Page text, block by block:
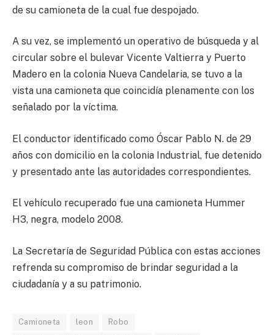
de su camioneta de la cual fue despojado.
A su vez, se implementó un operativo de búsqueda y al
circular sobre el bulevar Vicente Valtierra y Puerto
Madero en la colonia Nueva Candelaria, se tuvo a la
vista una camioneta que coincidía plenamente con los
señalado por la víctima.
El conductor identificado como Óscar Pablo N. de 29
años con domicilio en la colonia Industrial, fue detenido
y presentado ante las autoridades correspondientes.
El vehículo recuperado fue una camioneta Hummer
H3, negra, modelo 2008.
La Secretaría de Seguridad Pública con estas acciones
refrenda su compromiso de brindar seguridad a la
ciudadanía y a su patrimonio.
Camioneta leon Robo